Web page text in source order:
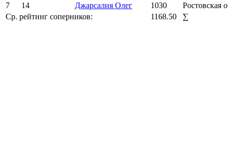
7
14 Джарсалия Олег 1030
Ростовская
Ср. рейтинг соперников:
1168.50 ∑